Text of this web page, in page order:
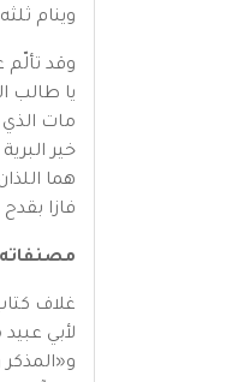
وينام
وقد تألّم
يا طالب
مات الذي
خير
هما
فازا
مصنفاته
غلاف
لأبي